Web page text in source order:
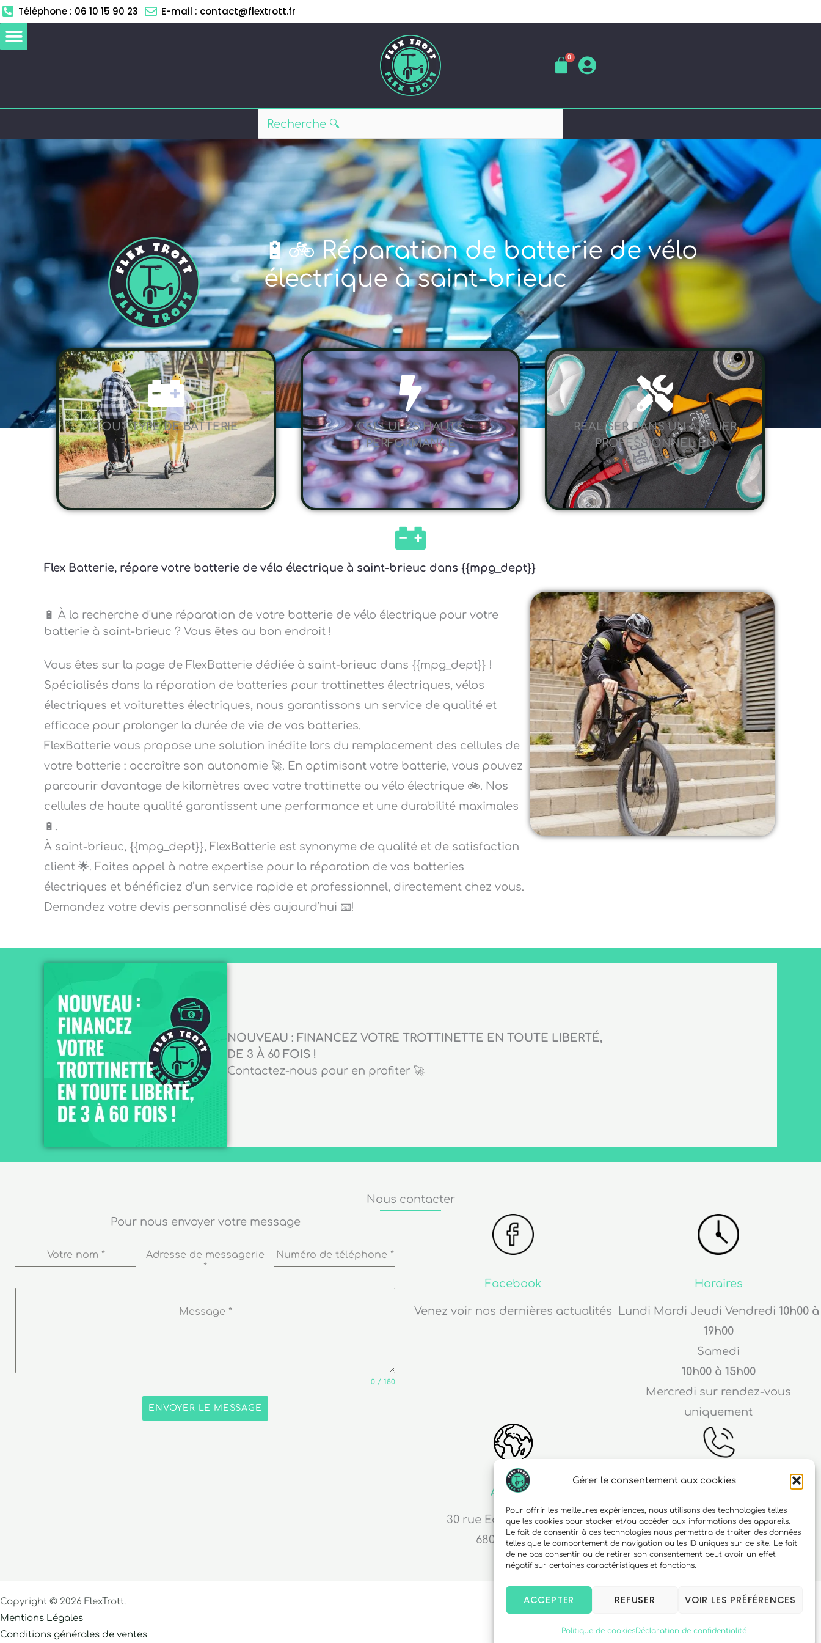
Gérer le consentement aux cookies
Pour offrir les meilleures expériences, nous utilisons des technologies telles
que les cookies pour stocker et/ou accéder aux informations des appareils.
Le fait de consentir à ces technologies nous permettra de traiter des données
telles que le comportement de navigation ou les ID uniques sur ce site. Le fait
de ne pas consentir ou de retirer son consentement peut avoir un effet
négatif sur certaines caractéristiques et fonctions.
ACCEPTER REFUSER VOIR LES PRÉFÉRENCES
Politique de cookiesDéclaration de confidentialité
Aller
au
contenu
Téléphone : 06 10 15 90 23 E-mail : contact@flextrott.fr
🔋🚲 Réparation de batterie de vélo
électrique à saint-brieuc
TOUT TYPE DE BATTERIE
CELLULES HAUTE
PERFORMANCE
RÉALISER DANS UN ATELIER
PROFESSIONNEL EN
ALSACE 🥨
Flex Batterie, répare votre batterie de vélo électrique à saint-brieuc dans {{mpg_dept}}
🔋 À la recherche d'une réparation de votre batterie de vélo électrique pour votre
batterie à saint-brieuc ? Vous êtes au bon endroit !
Vous êtes sur la page de FlexBatterie dédiée à saint-brieuc dans {{mpg_dept}} !
Spécialisés dans la réparation de batteries pour trottinettes électriques, vélos
électriques et voiturettes électriques, nous garantissons un service de qualité et
efficace pour prolonger la durée de vie de vos batteries.
FlexBatterie vous propose une solution inédite lors du remplacement des cellules de
votre batterie : accroître son autonomie 🚀. En optimisant votre batterie, vous pouvez
parcourir davantage de kilomètres avec votre trottinette ou vélo électrique 🚲. Nos
cellules de haute qualité garantissent une performance et une durabilité maximales
🔋.
À saint-brieuc, {{mpg_dept}}, FlexBatterie est synonyme de qualité et de satisfaction
client 🌟. Faites appel à notre expertise pour la réparation de vos batteries
électriques et bénéficiez d’un service rapide et professionnel, directement chez vous.
Demandez votre devis personnalisé dès aujourd’hui 📧!
NOUVEAU : FINANCEZ VOTRE TROTTINETTE EN TOUTE LIBERTÉ,
DE 3 À 60 FOIS !
Contactez-nous pour en profiter 🚀
Nous contacter
Pour nous envoyer votre message
Votre nom *
Adresse de messagerie
*
Numéro de téléphone *
Message *
0 / 180
ENVOYER LE MESSAGE
Facebook
Venez voir nos dernières actualités
Horaires
Lundi Mardi Jeudi Vendredi 10h00 à
19h00
Samedi
10h00 à 15h00
Mercredi sur rendez-vous
uniquement
Adresse
30 rue Edouard Richard
68000 Colmar
06 10 15 90 23
Copyright © 2026 FlexTrott.
Mentions Légales
Conditions générales de ventes